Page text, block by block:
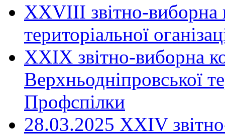
ХХVIII звітно-виборна
територіальної
XXIX звітно-виборна
Верхньодніпровської
Профспілки
28.03.2025 ХХІV